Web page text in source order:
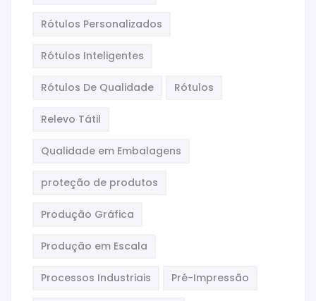
Rótulos Personalizados
Rótulos Inteligentes
Rótulos De Qualidade Rótulos
Relevo Tátil
Qualidade em Embalagens
proteção de produtos
Produção Gráfica
Produção em Escala
Processos Industriais Pré-Impressão